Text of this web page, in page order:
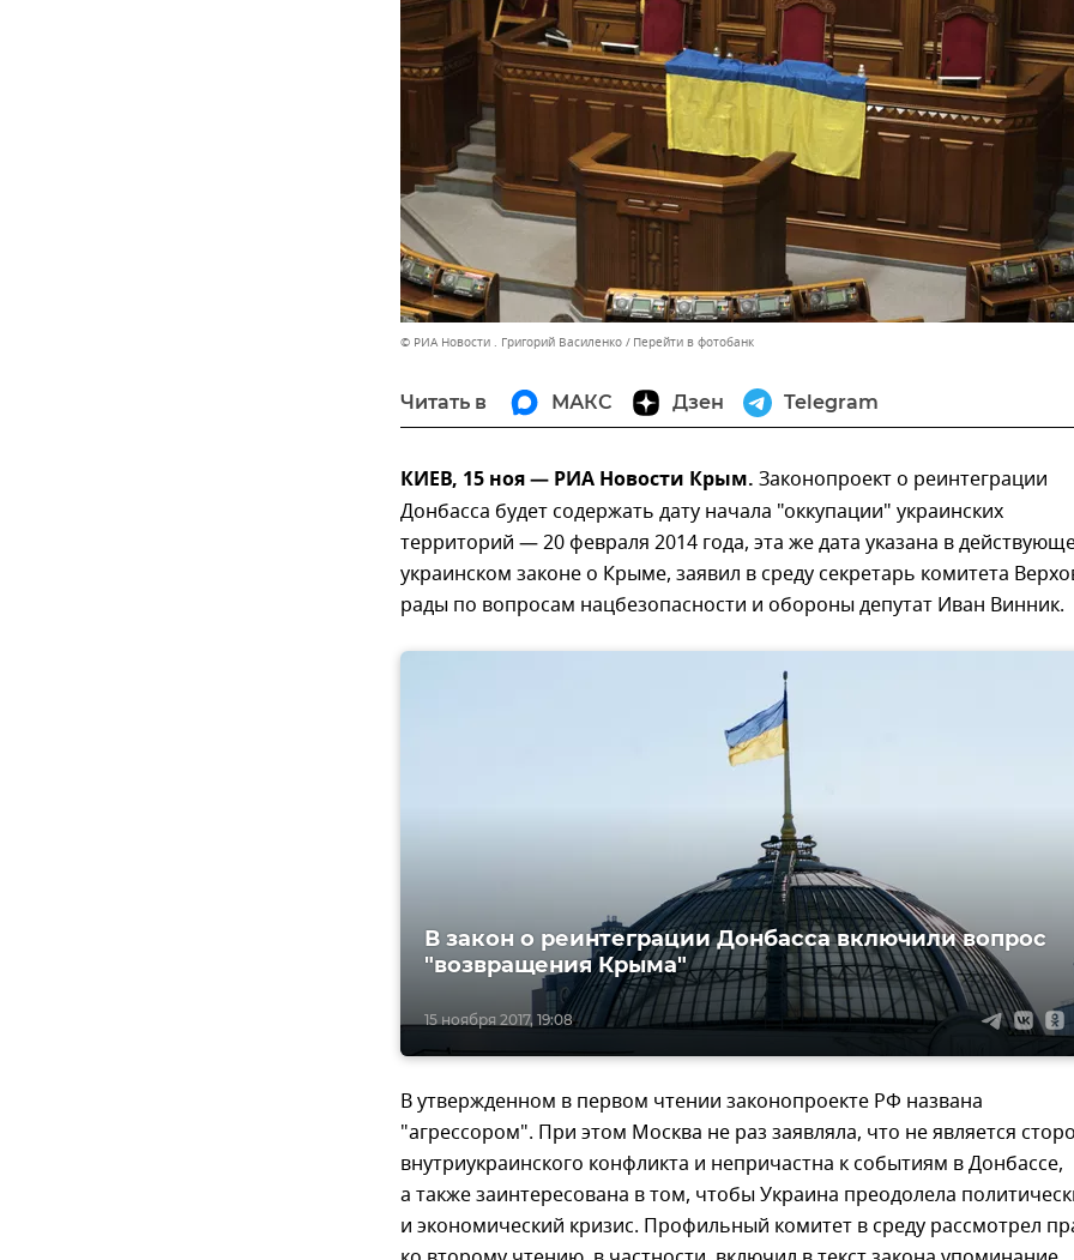
© РИА Новости . Григорий Василенко Перейти в фотобанк
Читать в МАКС Дзен Telegram
КИЕВ, 15 ноя — РИА Новости Крым. Законопроект о реинтеграции
Донбасса будет содержать дату начала "оккупации" украинских
территорий — 20 февраля 2014 года, эта же дата указана в
украинском законе о Крыме, заявил в среду секретарь комитета
рады по вопросам нацбезопасности и обороны депутат Иван Винник.
15 ноября 2017, 19:08
В закон о реинтеграции Донбасса включили вопрос
"возвращения Крыма"
В утвержденном в первом чтении законопроекте РФ названа
"агрессором". При этом Москва не раз заявляла, что не является
внутриукраинского конфликта и непричастна к событиям в Донбассе,
а также заинтересована в том, чтобы Украина преодолела
и экономический кризис. Профильный комитет в среду рассмотрел